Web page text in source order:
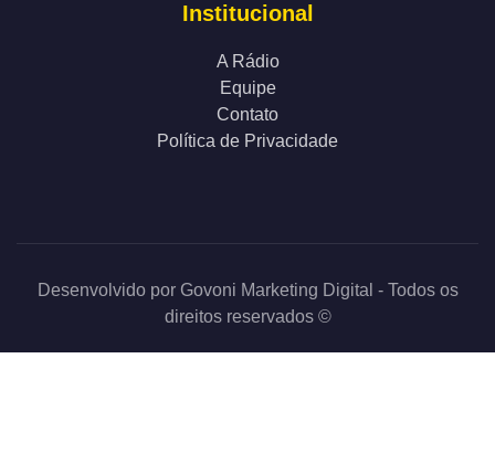
Institucional
A Rádio
Equipe
Contato
Política de Privacidade
Desenvolvido porGovoni Marketing Digital - Todos os
direitos reservados ©